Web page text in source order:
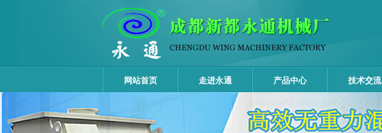
网站首页 走进永通 产品中心 技术交流